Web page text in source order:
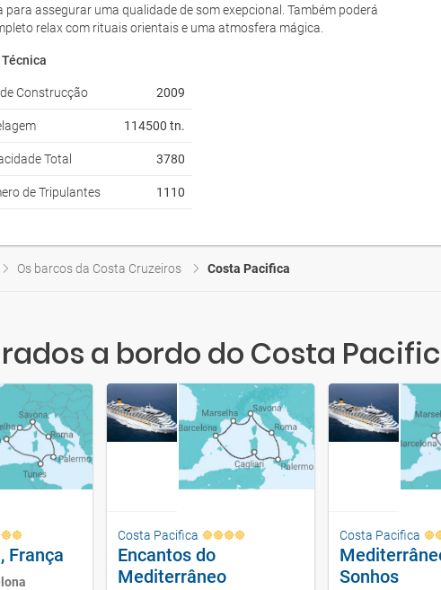
assegurar uma qualidade de som exepcional. Também poderá
relax com rituais orientais e uma atmosfera mágica.
Construcção 2009
114500 tn.
Total 3780
de Tripulantes 1110
Os barcos da Costa Cruzeiros Costa Pacifica
a bordo do Costa
Encantos do
Mediterrâneo
8 diasdesdeBarcelona
Sonhos
8 diasdesde